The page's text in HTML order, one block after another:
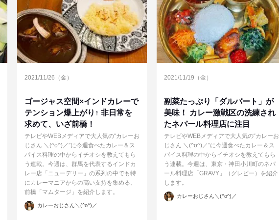
2021/11/26（金）
ゴージャス空間×インドカレーで
テンション爆上がり↑ 非日常を
求めて、いざ前橋！
テレビやWEBメディアで大人気の“カレーお
じさん ＼(^o^)／”に今週食べたカレー＆ス
パイス料理の中からイチオシを教えてもら
う連載。今週は、群馬を代表するインドカ
レー店「ニューデリー」の系列の中でも特
にカレーマニアからの高い支持を集める、
前橋「マムタージ」を紹介します。
投
稿
カレーおじさん＼(^o^)／
2021/11/19（金）
副菜たっぷり「ダルバート」が
美味！ カレー激戦区の洗練され
たネパール料理店に注目
テレビやWEBメディアで大人気の“カレーお
じさん ＼(^o^)／”に今週食べたカレー＆ス
パイス料理の中からイチオシを教えてもら
う連載。今週は、東京・神田小川町のネパ
ール料理店「GRAVY」（グレビー）を紹介
します。
投
稿
カレーおじさん＼(^o^)／